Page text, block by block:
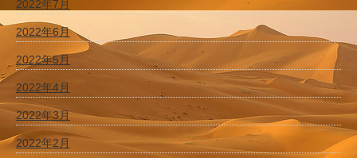
2022年7月
2022年6月
2022年5月
2022年4月
2022年3月
2022年2月